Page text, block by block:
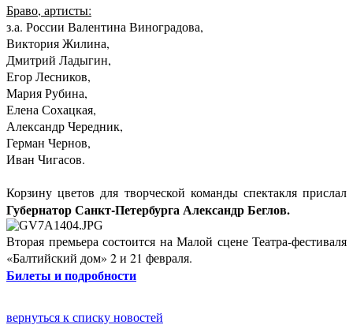
Браво, артисты:
з.а. России Валентина Виноградова,
Виктория Жилина,
Дмитрий Ладыгин,
Егор Лесников,
Мария Рубина,
Елена Сохацкая,
Александр Чередник,
Герман Чернов,
Иван Чигасов.
Корзину цветов для творческой команды спектакля прислал
Губернатор Санкт-Петербурга Александр Беглов.
Вторая премьера состоится на Малой сцене Театра-фестиваля
«Балтийский дом» 2 и 21 февраля.
Билеты и подробности
вернуться к списку новостей